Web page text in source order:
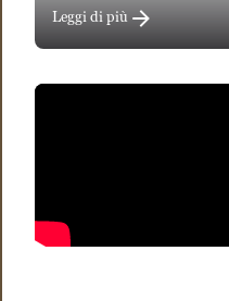
Leggi di più